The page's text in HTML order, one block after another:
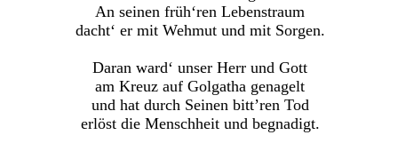
An seinen früh‘ren Lebenstraum
dacht‘ er mit Wehmut und mit Sorgen.
Daran ward‘ unser Herr und Gott
am Kreuz auf Golgatha genagelt
und hat durch Seinen bitt’ren Tod
erlöst die Menschheit und begnadigt.